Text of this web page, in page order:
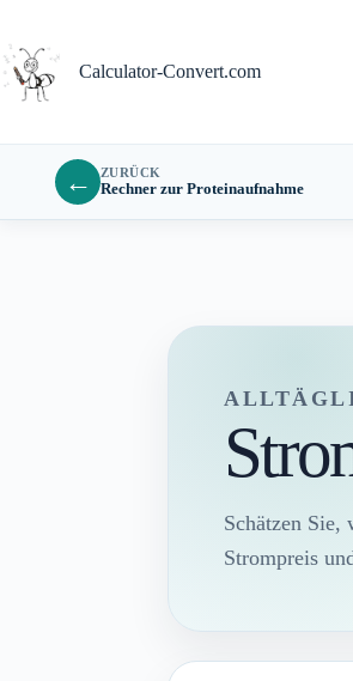
springen
Calculator-Convert.com
← ZURÜCK
Rechner zur Proteinaufnahme
Schätzen Sie,
Strompreis